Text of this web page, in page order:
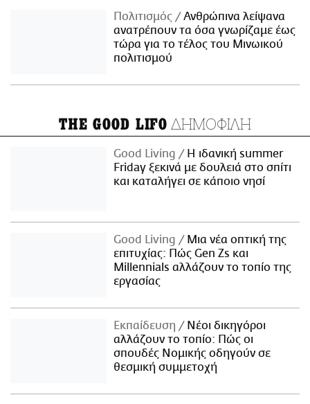
Πολιτισμός
Ανθρώπινα λείψανα
ανατρέπουν τα όσα γνωρίζαμε έως
τώρα για το τέλος του Μινωικού
πολιτισμού
THE GOOD LIFO ΔΗΜΟΦΙΛΗ
Good Living
Η ιδανική summer
Friday ξεκινά με δουλειά στο σπίτι
και καταλήγει σε κάποιο νησί
Good Living
Μια νέα οπτική της
επιτυχίας: Πώς Gen Zs και
Millennials αλλάζουν το τοπίο της
εργασίας
Εκπαίδευση
Νέοι δικηγόροι
αλλάζουν το τοπίο: Πώς οι
σπουδές Νομικής οδηγούν σε
θεσμική συμμετοχή